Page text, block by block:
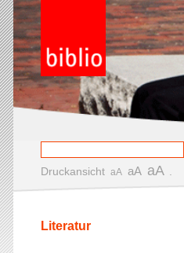
Druckansicht aA aA aA
Literatur